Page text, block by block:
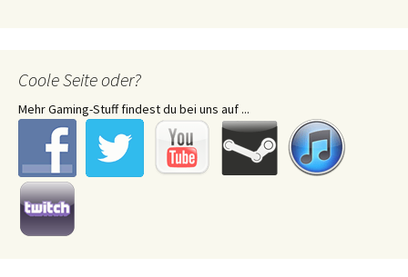
Coole Seite oder?
Mehr Gaming-Stuff findest du bei uns auf ...